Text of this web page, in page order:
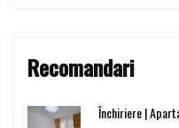
Recomandari
Închiriere |